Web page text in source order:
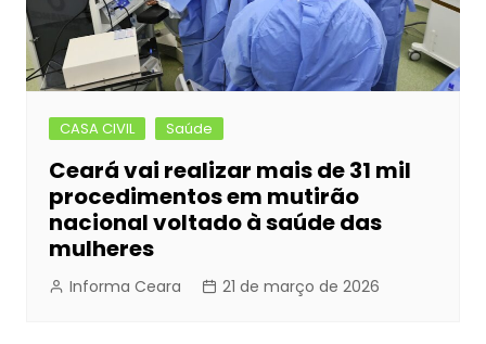
CASA CIVIL Saúde
Ceará vai realizar mais de 31 mil
procedimentos em mutirão
nacional voltado à saúde das
mulheres
Informa Ceara 21 de março de 2026